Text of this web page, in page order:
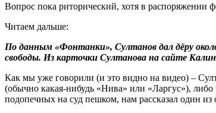
Вопрос пока риторический, хотя в распоряжении
Читаем дальше:
По данным «Фонтанки», Султанов дал дёру
свободы. Из карточки Султанова на сайте
Как мы уже говорили (и это видно на видео) –
(обычно какая-нибудь «Нива» или «Ларгус»),
подопечных на суд пешком, нам рассказал один из